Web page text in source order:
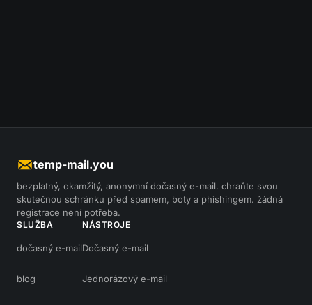
temp-mail.you
bezplatný, okamžitý, anonymní dočasný e-mail. chraňte svou
skutečnou schránku před spamem, boty a phishingem. žádná
registrace není potřeba.
SLUŽBA
dočasný e-mail
blog
NÁSTROJE
Dočasný e-mail
Jednorázový e-mail